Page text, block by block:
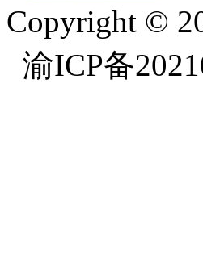
Copyright ©
渝ICP备